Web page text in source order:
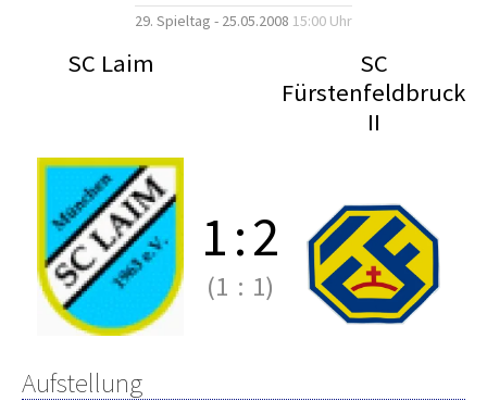
29. Spieltag - 25.05.2008 15:00 Uhr
SC Laim
SC
Fürstenfeldbruck
II
1:2
(1 : 1)
Aufstellung